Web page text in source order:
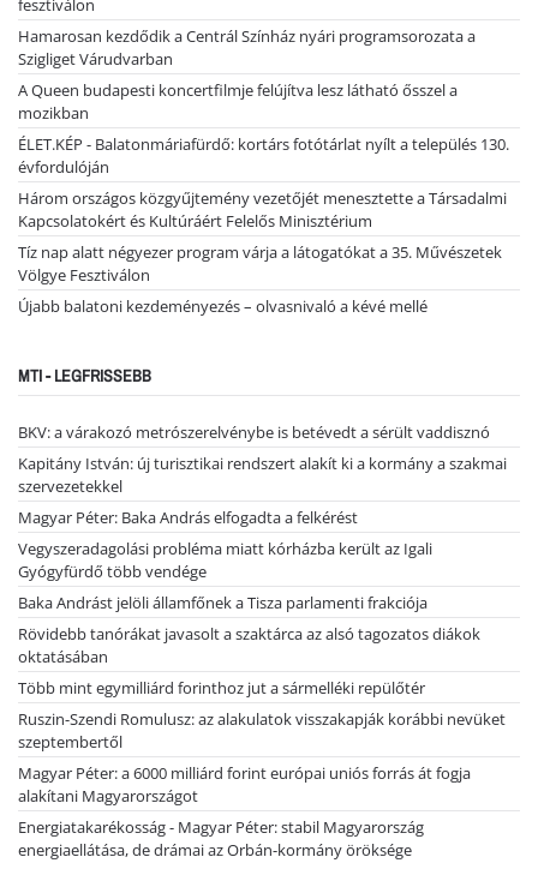
Hamarosan kezdődik a Centrál Színház nyári programsorozata a
Szigliget Várudvarban
A Queen budapesti koncertfilmje felújítva lesz látható ősszel a
mozikban
ÉLET.KÉP - Balatonmáriafürdő: kortárs fotótárlat nyílt a település 130.
évfordulóján
Három országos közgyűjtemény vezetőjét menesztette a Társadalmi
Kapcsolatokért és Kultúráért Felelős Minisztérium
Tíz nap alatt négyezer program várja a látogatókat a 35. Művészetek
Völgye Fesztiválon
Újabb balatoni kezdeményezés – olvasnivaló a kévé mellé
MTI - LEGFRISSEBB
BKV: a várakozó metrószerelvénybe is betévedt a sérült vaddisznó
Kapitány István: új turisztikai rendszert alakít ki a kormány a szakmai
szervezetekkel
Magyar Péter: Baka András elfogadta a felkérést
Vegyszeradagolási probléma miatt kórházba került az Igali
Gyógyfürdő több vendége
Baka Andrást jelöli államfőnek a Tisza parlamenti frakciója
Rövidebb tanórákat javasolt a szaktárca az alsó tagozatos diákok
oktatásában
Több mint egymilliárd forinthoz jut a sármelléki repülőtér
Ruszin-Szendi Romulusz: az alakulatok visszakapják korábbi nevüket
szeptembertől
Magyar Péter: a 6000 milliárd forint európai uniós forrás át fogja
alakítani Magyarországot
Energiatakarékosság - Magyar Péter: stabil Magyarország
energiaellátása, de drámai az Orbán-kormány öröksége